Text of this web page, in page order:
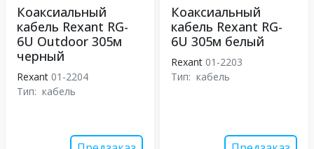
Коаксиальный
кабель Rexant RG-
6U Outdoor 305м
черный
Rexant 01-2204
Тип: кабель
Коаксиальный
кабель Rexant RG-
6U 305м белый
Rexant 01-2203
Тип: кабель